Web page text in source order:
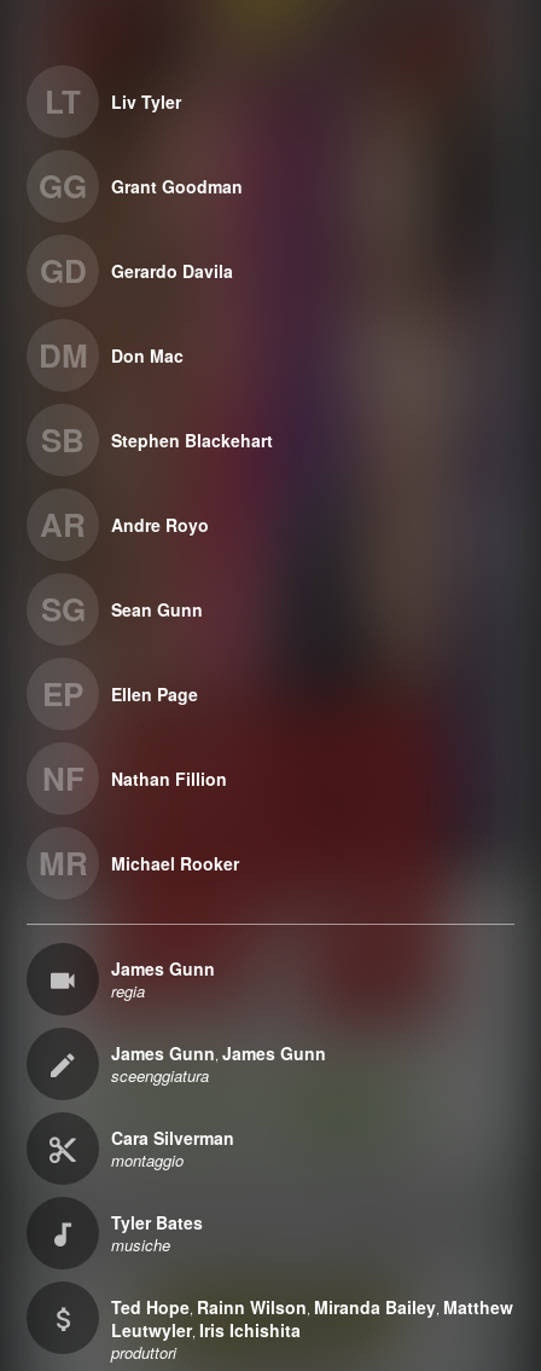
LT Liv Tyler
GG Grant Goodman
GD Gerardo Davila
DM Don Mac
SB Stephen Blackehart
AR Andre Royo
SG Sean Gunn
EP Ellen Page
NF Nathan Fillion
MR Michael Rooker
James Gunn
regia
James Gunn,James Gunn
sceenggiatura
Cara Silverman
montaggio
Tyler Bates
musiche
Ted Hope, Rainn Wilson, Miranda Bailey, Matthew
Leutwyler, Iris Ichishita
produttori